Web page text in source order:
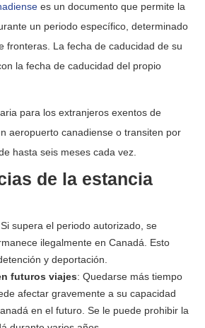
es un documento que permite la
un periodo específico, determinado
fronteras. La fecha de caducidad de su
la fecha de caducidad del propio
para los extranjeros exentos de
aeropuerto canadiense o transiten por
hasta seis meses cada vez.
de la estancia
supera el periodo autorizado, se
ilegalmente en Canadá. Esto
y deportación.
futuros viajes: Quedarse más tiempo
afectar gravemente a su capacidad
en el futuro. Se le puede prohibir la